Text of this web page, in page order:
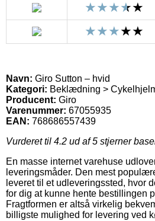
Navn: Giro Sutton – hvid
Kategori: Beklædning >
Producent: Giro
Varenummer: 67055935
EAN: 768686557439
Vurderet til 4.2 ud af 5 stjerner
En masse internet varehuse
leveringsmåder. Den mest
leveret til et udleveringssted, hvor
for dig at kunne hente bestillingen
Fragtformen er altså virkelig
billigste mulighed for levering ved